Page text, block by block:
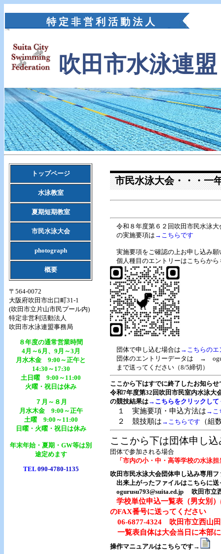
特 定 非 営 利 活 動 法 人
吹田市水泳連盟
トップページ
水泳教室
夏期短期教室
市民水泳大会
photograph
概要
〒564-0072
大阪府吹田市出口町31-1
(吹田市立片山市民プール内)
特定非営利活動法人
吹田市水泳連盟事務局
８年度の通常営業時間
4月～6月、9月～3月
月水木金 9:00～正午と
14:30～17:30
土日曜 9:00～11:00
火曜・祝日は休み
７月～８月
月水木金 9:00～正午
土曜 9:00～11:00
日曜・火曜・祝日は休み
年末年始・夏期・GW等は別
途定めます
TEL 090-4780-1135
市民水泳大会・・・一
令和８年度第６２回吹田市民水泳大
の実施要項は →こちらです
実施要項をご確認の上お申し込み願
個人種目のエントリーはこちらから
団体で申し込む場合は →こちらのエ
団体のエントリーデータは →
まで送ってください（8/5締切）
ここから下はすでに終了したお知ら
令和7年度第32回吹田市民室内水泳大
の競技結果は→こちらをクリックして
１ 実施要項・申込方法は →こ
２ 競技順は →こちらです （組
ここから下は団体申し
団体で参加される場合
「市内の小・中・高等学校の水泳担
吹田市民水泳大会団体申し込み専用
出来上がったファイルはこちらに送
ogurusu793@suita.ed.jp 吹田市立
学校単位申込一覧表（男女別
のFAX番号に送ってください
06-6877-4324 吹田市立西山
一覧表自体は大会当日に本部
操作マニュアルはこちらです→